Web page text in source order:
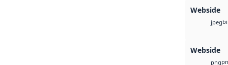
Webside
jpeg
Webside
png